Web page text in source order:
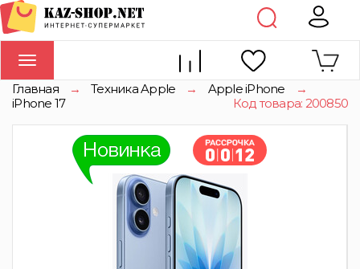
Toggle
navigation
Главная → Техника Apple → Apple iPhone
→
iPhone 17
Код товара: 200850